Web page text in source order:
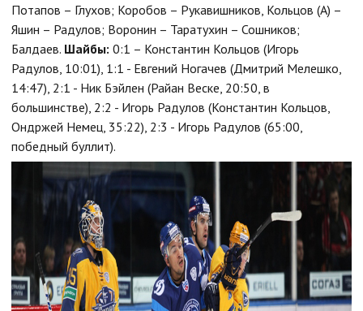
Потапов – Глухов; Коробов – Рукавишников, Кольцов (А) –
Яшин – Радулов; Воронин – Таратухин – Сошников;
Балдаев. Шайбы: 0:1 – Константин Кольцов (Игорь
Радулов, 10:01), 1:1 - Евгений Ногачев (Дмитрий Мелешко,
14:47), 2:1 - Ник Бэйлен (Райан Веске, 20:50, в
большинстве), 2:2 - Игорь Радулов (Константин Кольцов,
Ондржей Немец, 35:22), 2:3 - Игорь Радулов (65:00,
победный буллит).